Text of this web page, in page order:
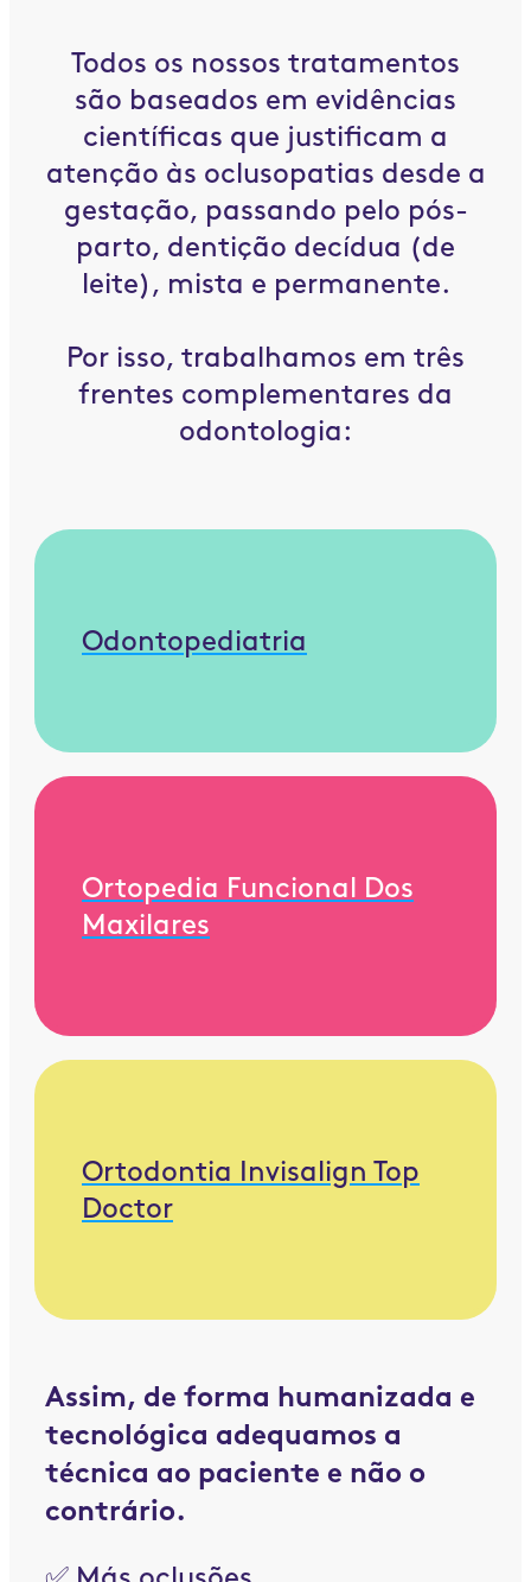
Todos os nossos tratamentos
são baseados em evidências
científicas que justificam a
atenção às oclusopatias desde a
gestação, passando pelo pós-
parto, dentição decídua (de
leite), mista e permanente.
Por isso, trabalhamos em três
frentes complementares da
odontologia:
Odontopediatria
Ortopedia Funcional Dos
Maxilares
Ortodontia Invisalign Top
Doctor
Assim, de forma humanizada e
tecnológica adequamos a
técnica ao paciente e não o
contrário.